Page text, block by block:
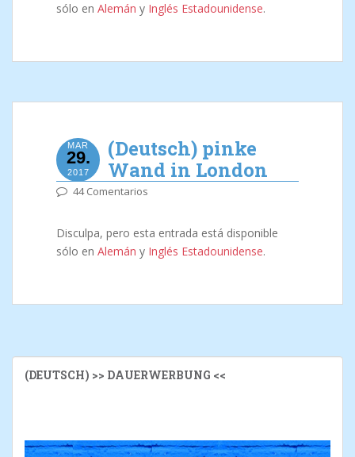
sólo en Alemán y Inglés Estadounidense.
MAR
29.
2017
(Deutsch) pinke
Wand in London
44 Comentarios
Disculpa, pero esta entrada está disponible
sólo en Alemán y Inglés Estadounidense.
(DEUTSCH) >> DAUERWERBUNG <<